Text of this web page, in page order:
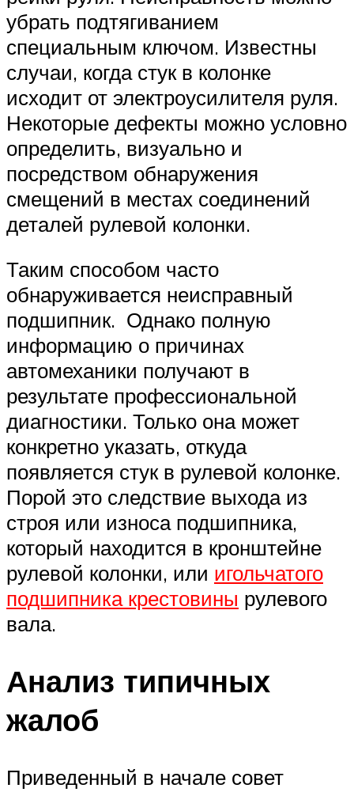
убрать подтягиванием
специальным ключом. Известны
случаи, когда стук в колонке
исходит от электроусилителя руля.
Некоторые дефекты можно условно
определить, визуально и
посредством обнаружения
смещений в местах соединений
деталей рулевой колонки.
Таким способом часто
обнаруживается неисправный
подшипник. Однако полную
информацию о причинах
автомеханики получают в
результате профессиональной
диагностики. Только она может
конкретно указать, откуда
появляется стук в рулевой колонке.
Порой это следствие выхода из
строя или износа подшипника,
который находится в кронштейне
рулевой колонки, или игольчатого
подшипника крестовины рулевого
вала.
Анализ типичных
жалоб
Приведенный в начале совет